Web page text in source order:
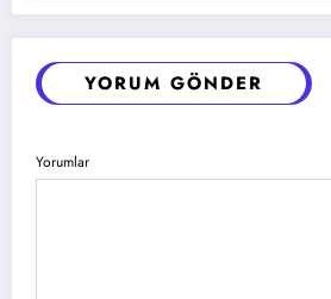
YORUM GÖNDER
Yorumlar